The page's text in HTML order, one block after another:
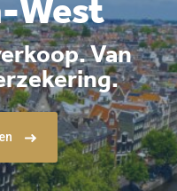
West
Van